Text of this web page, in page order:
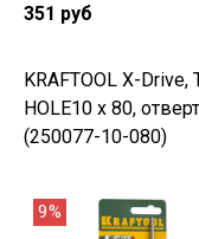
351 руб
KRAFTOOL Х-Drive,
HOLE10 x 80,
(250077-10-080)
9%